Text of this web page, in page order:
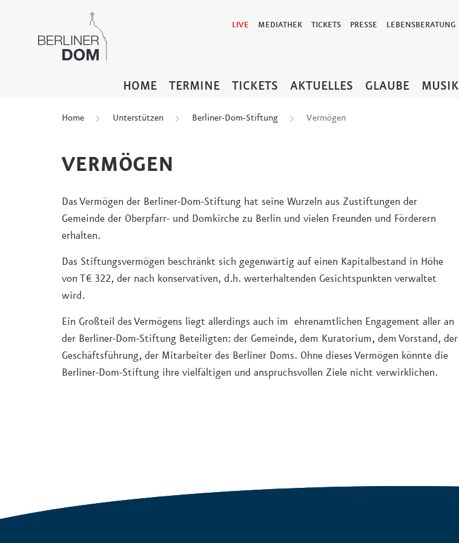
LIVE MEDIATHEK TICKETS PRESSE LEBENSBERATUNG
HOME TERMINE TICKETS AKTUELLES GLAUBE MUSIK
Home Unterstützen Berliner-Dom-Stiftung Vermögen
VERMÖGEN
Das Vermögen der Berliner-Dom-Stiftung hat seine Wurzeln aus Zustiftungen der
Gemeinde der Oberpfarr- und Domkirche zu Berlin und vielen Freunden und Förderern
erhalten.
Das Stiftungsvermögen beschränkt sich gegenwärtig auf einen Kapitalbestand in Höhe
von T€ 322, der nach konservativen, d.h. werterhaltenden Gesichtspunkten verwaltet
wird.
Ein Großteil des Vermögens liegt allerdings auch im ehrenamtlichen Engagement aller an
der Berliner-Dom-Stiftung Beteiligten: der Gemeinde, dem Kuratorium, dem Vorstand, der
Geschäftsführung, der Mitarbeiter des Berliner Doms. Ohne dieses Vermögen könnte die
Berliner-Dom-Stiftung ihre vielfältigen und anspruchsvollen Ziele nicht verwirklichen.